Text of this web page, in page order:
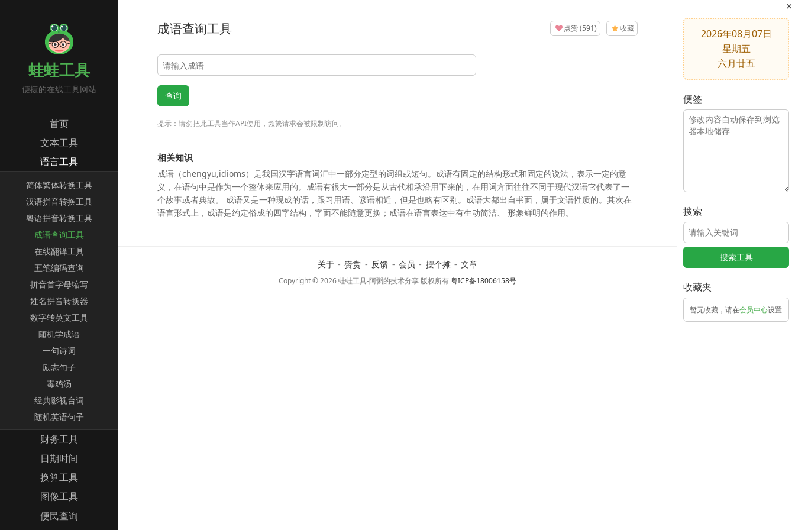
蛙蛙工具
便捷的在线工具网站
首页
文本工具
语言工具
简体繁体转换工具
汉语拼音转换工具
粤语拼音转换工具
成语查询工具
在线翻译工具
五笔编码查询
拼音首字母缩写
姓名拼音转换器
数字转英文工具
随机学成语
一句诗词
励志句子
毒鸡汤
经典影视台词
随机英语句子
财务工具
日期时间
换算工具
图像工具
便民查询
成语查询工具 点赞(591) 收藏
提示：请勿把此工具当作API使用，频繁请求会被限制访问。
相关知识
成语（chengyu,idioms）是我国汉字语言词汇中一部分定型的词组或短句。成语有固定的结构形式和固定的说法，表示一定的意
义，在语句中是作为一个整体来应用的。成语有很大一部分是从古代相承沿用下来的，在用词方面往往不同于现代汉语它代表了一
个故事或者典故。 成语又是一种现成的话，跟习用语、谚语相近，但是也略有区别。成语大都出自书面，属于文语性质的。其次在
语言形式上，成语是约定俗成的四字结构，字面不能随意更换；成语在语言表达中有生动简洁、 形象鲜明的作用。
关于 - 赞赏 - 反馈 - 会员 - 摆个摊 - 文章
Copyright © 2026 蛙蛙工具-阿粥的技术分享 版权所有粤ICP备18006158号
2026年08月07日
星期五
六月廿五
便签
搜索
搜索工具
收藏夹
暂无收藏，请在会员中心设置
×